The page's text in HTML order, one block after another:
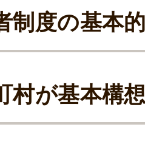
制度の基本
村が基本構